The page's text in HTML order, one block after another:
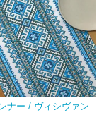
ナー / ヴィシヴァン